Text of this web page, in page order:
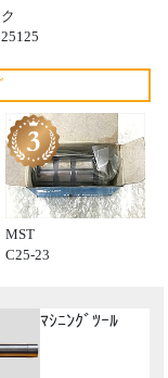
MST
C25-23
ﾏｼﾆﾝｸﾞﾂｰﾙ